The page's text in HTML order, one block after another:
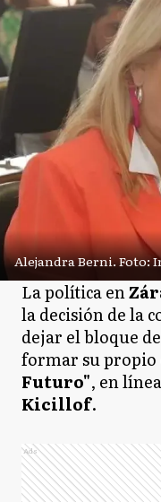
Alejandra Berni. Foto:
La política en
la decisión de la
dejar el bloque de
formar su propio
Futuro", en
Kicillof.
Ads